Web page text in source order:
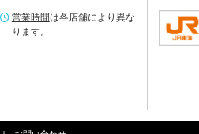
営業時間は各店舗により異な
ります。